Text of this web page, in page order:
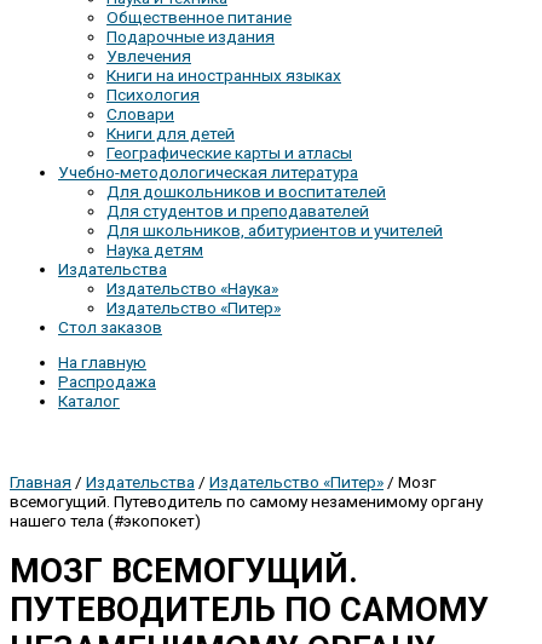
Общественное питание
Подарочные издания
Увлечения
Книги на иностранных языках
Психология
Словари
Книги для детей
Географические карты и атласы
Учебно-методологическая литература
Для дошкольников и воспитателей
Для студентов и преподавателей
Для школьников, абитуриентов и учителей
Наука детям
Издательства
Издательство «Наука»
Издательство «Питер»
Стол заказов
На главную
Распродажа
Каталог
Главная / Издательства / Издательство «Питер» / Мозг
всемогущий. Путеводитель по самому незаменимому органу
нашего тела (#экопокет)
МОЗГ ВСЕМОГУЩИЙ.
ПУТЕВОДИТЕЛЬ ПО САМОМУ